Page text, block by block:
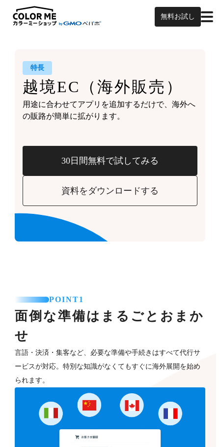
無料お試し
特長
越境EC （海外販売）
用途に合わせてアプリを追加するだけで、海外へ
の販路が簡単に拡がります。
30日間無料で試してみる
資料をダウンロードする
POINT1
面倒な準備はまるごとおまか
せ
言語・決済・集客など、必要な準備や手続きはすべて代行サ
ービスが対応。特別な知識がなくてもすぐに海外展開を始め
られます。